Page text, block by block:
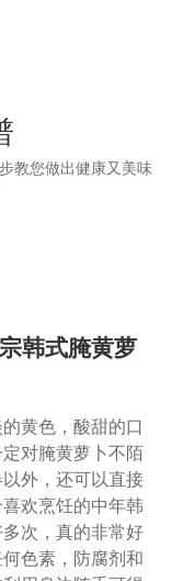
教您做出健康又美味
韩式腌黄萝
黄色，酸甜的口
对腌黄萝卜不陌
外，还可以直接
欢烹饪的中年韩
次，真的非常好
色素，防腐剂和